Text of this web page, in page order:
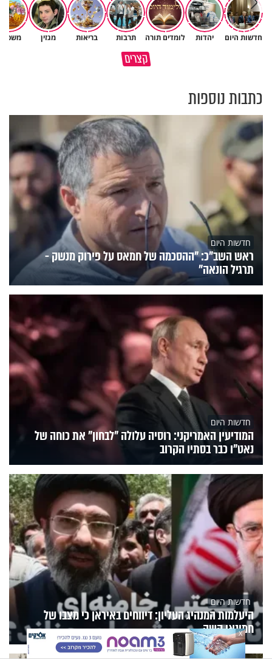
חדשות היום יהדות לומדים תורה תרבות בריאות מגזין
קצריםמדוע האמונה נמשלה למלח?
גם ׳הרע׳ זה הרחמים של בורא
כתבות נוספות
חדשות היום
ראש השב"כ: "ההסכמה של חמאס על פירוק מנשק -
תרגיל הונאה"
חדשות היום
המודיעין האמריקני: רוסיה עלולה "לבחון" את כוחה של
נאט"ו כבר בסתיו הקרוב
חדשות היום
היעלמות המנהיג העליון: דיווחים באיראן כי מצבו של
חמינאי קשה
X